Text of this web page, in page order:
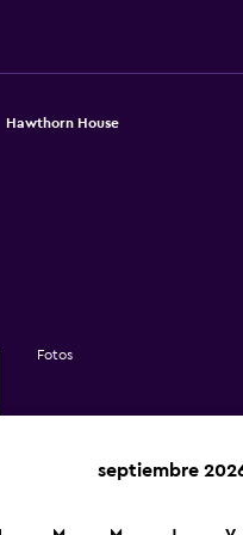
Hawthorn House
Fotos
septiembre